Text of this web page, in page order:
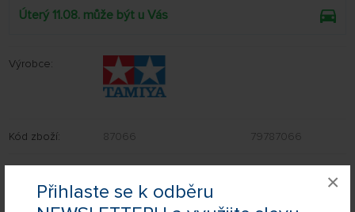
Přihlaste se k odběru
×
Úterý 11.08. může být u Vás
Výrobce:
Kód zboží: 87066 79787066